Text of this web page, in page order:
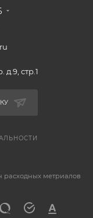
стр.1
метриалов